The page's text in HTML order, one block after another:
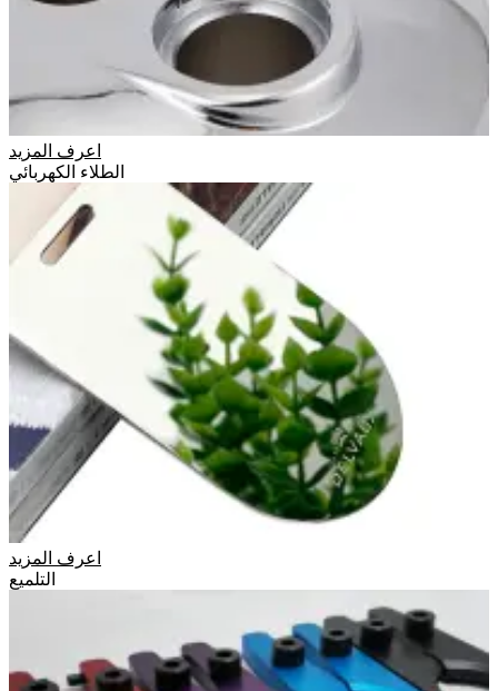
اعرف المزيد
الطلاء الكهربائي
اعرف المزيد
التلميع